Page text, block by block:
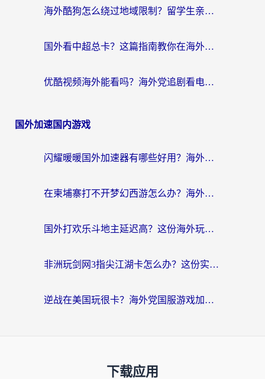
海外酷狗怎么绕过地域限制？留学生亲测有效的回国加速器选择指南
国外看中超总卡？这篇指南教你在海外流畅看体育赛事+中文解说（附避坑技巧）
优酷视频海外能看吗？海外党追剧看电影的终极解决方案来了
国外加速国内游戏
闪耀暖暖国外加速器有哪些好用？海外党亲测的国服游戏加速终极指南
在柬埔寨打不开梦幻西游怎么办？海外玩家国服游戏加速终极指南
国外打欢乐斗地主延迟高？这份海外玩家国服游戏加速指南帮你解决卡顿烦恼
非洲玩剑网3指尖江湖卡怎么办？这份实测有效的国服游戏加速指南请收好
逆战在美国玩很卡？海外党国服游戏加速终极指南（附DNF宝可梦加速技巧）
下载应用